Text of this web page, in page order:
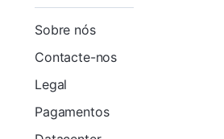
Sobre nós
Contacte-nos
Legal
Pagamentos